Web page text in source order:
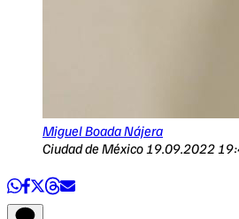
Miguel Boada Nájera
Ciudad de México 19.09.2022